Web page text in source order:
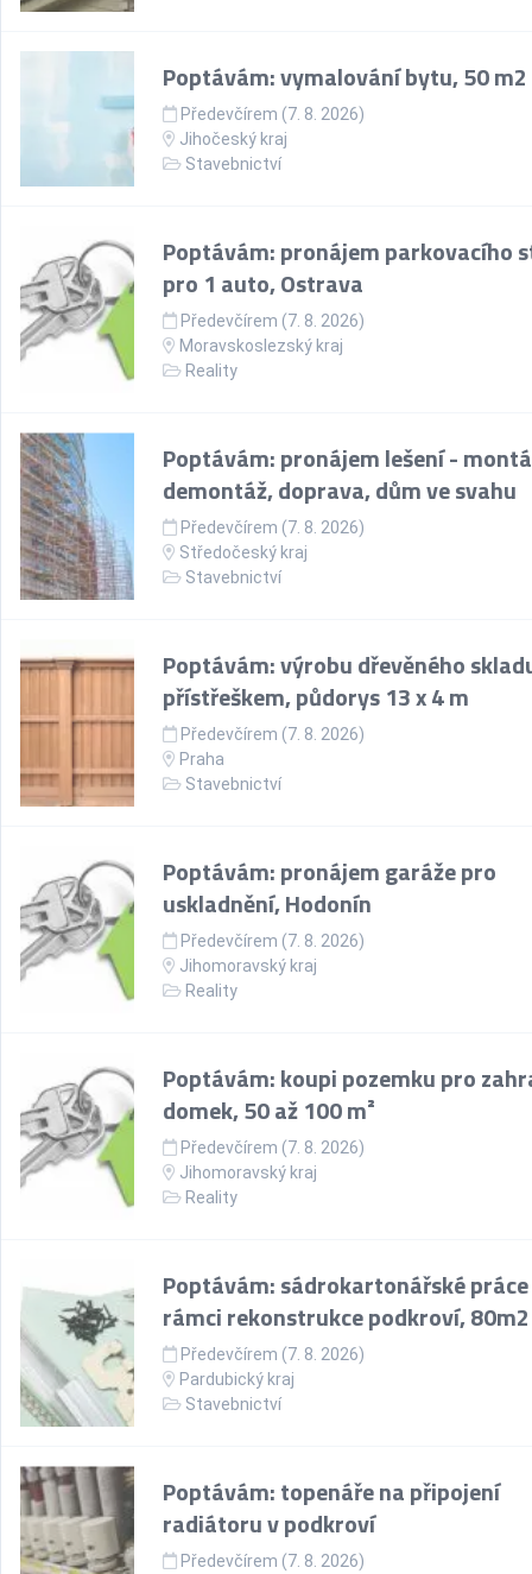
Poptávám: vymalování bytu, 50 m2
Předevčírem (7. 8. 2026)
Jihočeský kraj
Stavebnictví
Poptávám: pronájem parkovacího
pro 1 auto, Ostrava
Předevčírem (7. 8. 2026)
Moravskoslezský kraj
Reality
Poptávám: pronájem lešení -
demontáž, doprava, dům ve svahu
Předevčírem (7. 8. 2026)
Středočeský kraj
Stavebnictví
Poptávám: výrobu dřevěného
přístřeškem, půdorys 13 x 4 m
Předevčírem (7. 8. 2026)
Praha
Stavebnictví
Poptávám: pronájem garáže pro
uskladnění, Hodonín
Předevčírem (7. 8. 2026)
Jihomoravský kraj
Reality
Poptávám: koupi pozemku pro
domek, 50 až 100 m²
Předevčírem (7. 8. 2026)
Jihomoravský kraj
Reality
Poptávám: sádrokartonářské
rámci rekonstrukce podkroví, 80m2
Předevčírem (7. 8. 2026)
Pardubický kraj
Stavebnictví
Poptávám: topenáře na připojení
radiátoru v podkroví
Předevčírem (7. 8. 2026)